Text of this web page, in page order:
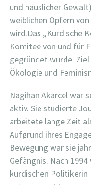
und häuslicher
weiblichen Opfern
wird.Das „Kurdische
Komitee von und für
gegründet wurde.
Ökologie und
Nagihan Akarcel war
aktiv. Sie studierte
arbeitete lange Zeit
Aufgrund ihres
Bewegung war sie
Gefängnis. Nach
kurdischen Politikerin